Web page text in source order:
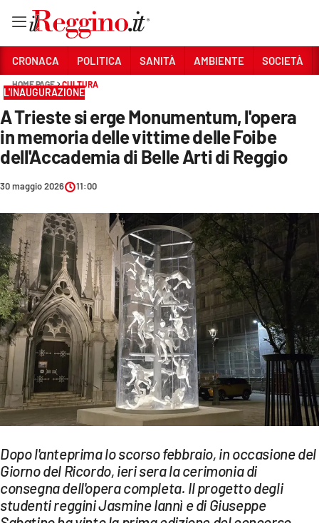
Sezioni
CRONACA
POLITICA
SANITÀ
AMBIENTE
SOCIETÀ
CULTURA
ECONOMIA E LAVORO
EVENTI
SPORT
Streaming
LAC NETWORK
LAC ONAIR
CRONACA POLITICA SANITÀ AMBIENTE SOCIETÀ
HOME PAGE CULTURA
L'INAUGURAZIONE
A Trieste si erge Monumentum, l'opera
in memoria delle vittime delle Foibe
dell'Accademia di Belle Arti di Reggio
30 maggio 2026 11:00
Dopo l'anteprima lo scorso febbraio, in occasione del
Giorno del Ricordo, ieri sera la cerimonia di
consegna dell'opera completa. Il progetto degli
studenti reggini Jasmine Iannì e di Giuseppe